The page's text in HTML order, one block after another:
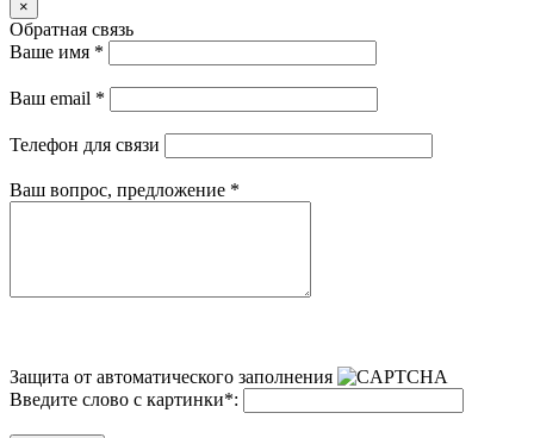
×
Обратная связь
Ваше имя *
Ваш email *
Телефон для связи
Ваш вопрос, предложение *
Защита от автоматического заполнения
Введите слово с картинки*: